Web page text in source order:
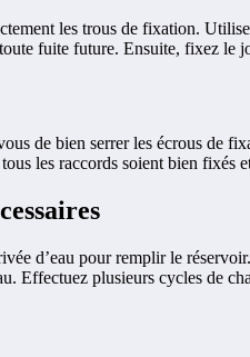
les trous de fixation.
fuite future. Ensuite, fixez le
de bien serrer les écrous de
les raccords soient bien fixés
d’eau pour remplir le
Effectuez plusieurs cycles de